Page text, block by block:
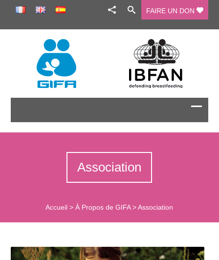
FAIRE UN DON
Association
Accueil >À Propos de GIFA>Association